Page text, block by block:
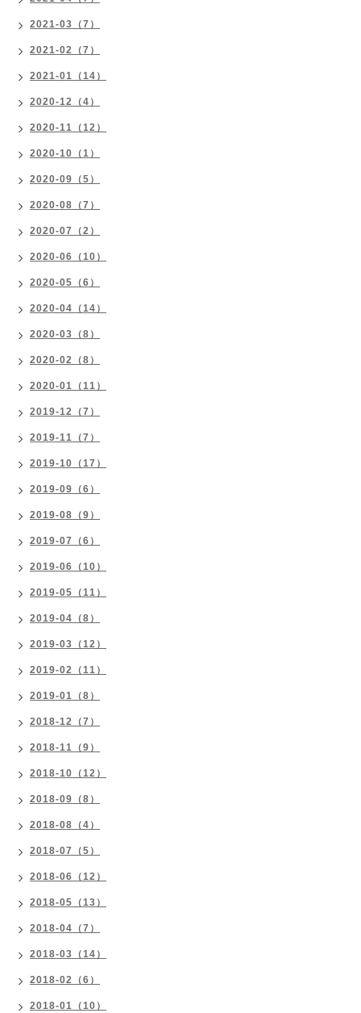
2021-03（7）
2021-02（7）
2021-01（14）
2020-12（4）
2020-11（12）
2020-10（1）
2020-09（5）
2020-08（7）
2020-07（2）
2020-06（10）
2020-05（6）
2020-04（14）
2020-03（8）
2020-02（8）
2020-01（11）
2019-12（7）
2019-11（7）
2019-10（17）
2019-09（6）
2019-08（9）
2019-07（6）
2019-06（10）
2019-05（11）
2019-04（8）
2019-03（12）
2019-02（11）
2019-01（8）
2018-12（7）
2018-11（9）
2018-10（12）
2018-09（8）
2018-08（4）
2018-07（5）
2018-06（12）
2018-05（13）
2018-04（7）
2018-03（14）
2018-02（6）
2018-01（10）